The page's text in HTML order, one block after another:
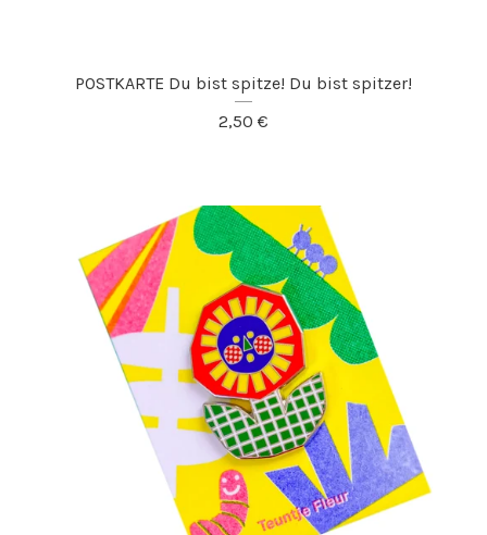
POSTKARTE Du bist spitze! Du bist spitzer!
2,50 €